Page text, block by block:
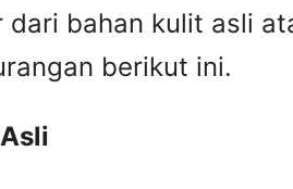
bahan kulit asli
berikut ini.
Asli